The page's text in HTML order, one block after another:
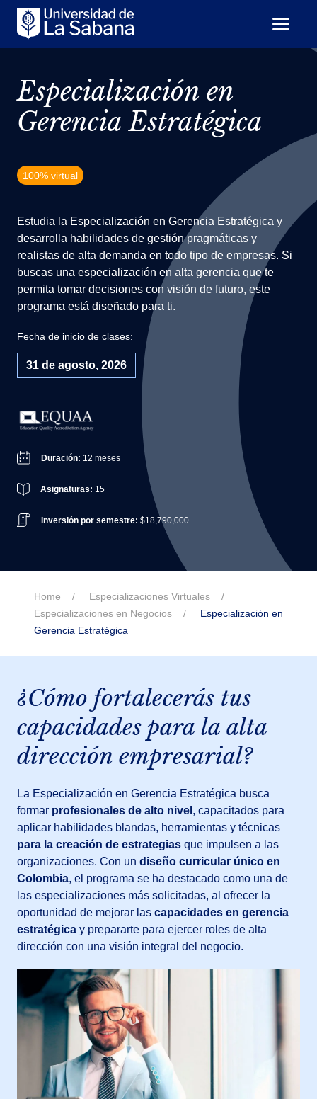
Especialización en
Gerencia Estratégica
100% virtual
Estudia la Especialización en Gerencia Estratégica y
desarrolla habilidades de gestión pragmáticas y
realistas de alta demanda en todo tipo de empresas. Si
buscas una especialización en alta gerencia que te
permita tomar decisiones con visión de futuro, este
programa está diseñado para ti.
Fecha de inicio de clases:
31 de agosto, 2026
Duración: 12 meses
Asignaturas: 15
Inversión por semestre: $18,790,000
Home
Especializaciones Virtuales
Especializaciones en Negocios
Especialización en
Gerencia Estratégica
¿Cómo fortalecerás tus
capacidades para la alta
dirección empresarial?
La Especialización en Gerencia Estratégica busca
formar profesionales de alto nivel , capacitados para
aplicar habilidades blandas, herramientas y técnicas
para la creación de estrategias que impulsen a las
organizaciones. Con un diseño curricular único en
Colombia, el programa se ha destacado como una de
las especializaciones más solicitadas, al ofrecer la
oportunidad de mejorar las capacidades en gerencia
estratégica y prepararte para ejercer roles de alta
dirección con una visión integral del negocio.